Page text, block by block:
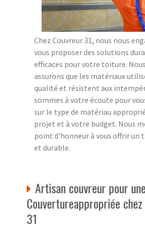
Chez Couvreur 31, nous nous
vous proposer des solutions
efficaces pour votre toiture.
assurons que les matériaux
qualité et résistent aux
sommes à votre écoute pour
sur le type de matériau
projet et à votre budget. Nous
point d'honneur à vous offrir un
et durable.
Artisan couvreur pour une
Couvertureappropriée
31